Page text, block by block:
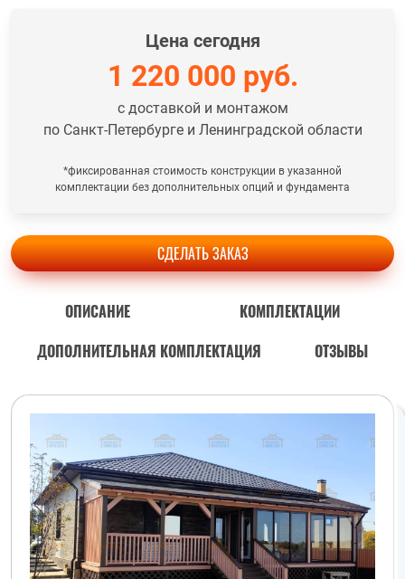
Цена сегодня
1 220 000 руб.
с доставкой и монтажом
по Санкт-Петербурге и Ленинградской области
*фиксированная стоимость конструкции в указанной
комплектации без дополнительных опций и фундамента
СДЕЛАТЬ ЗАКАЗ
ОПИСАНИЕ
КОМПЛЕКТАЦИИ
ДОПОЛНИТЕЛЬНАЯ КОМПЛЕКТАЦИЯ
ОТЗЫВЫ